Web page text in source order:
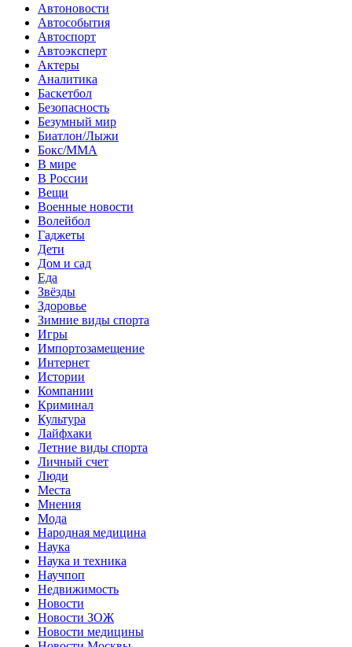
Автоновости
Автособытия
Автоспорт
Автоэксперт
Актеры
Аналитика
Баскетбол
Безопасность
Безумный мир
Биатлон/Лыжи
Бокс/MMA
В мире
В России
Вещи
Военные новости
Волейбол
Гаджеты
Дети
Дом и сад
Еда
Звёзды
Здоровье
Зимние виды спорта
Игры
Импортозамещение
Интернет
Истории
Компании
Криминал
Культура
Лайфхаки
Летние виды спорта
Личный счет
Люди
Места
Мнения
Мода
Народная медицина
Наука
Наука и техника
Научпоп
Недвижимость
Новости
Новости ЗОЖ
Новости медицины